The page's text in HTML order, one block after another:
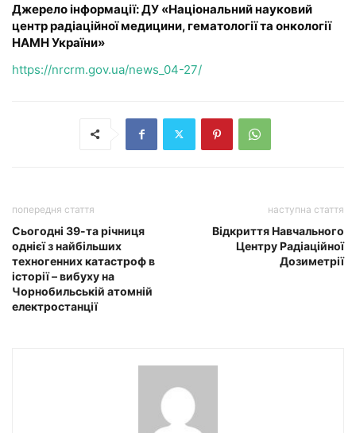
Джерело інформації: ДУ «Національний науковий
центр радіаційної медицини, гематології та онкології
НАМН України»
https://nrcrm.gov.ua/news_04-27/
попередня стаття
Сьогодні 39-та річниця
однієї з найбільших
техногенних катастроф в
історії – вибуху на
Чорнобильській атомній
електростанції
наступна стаття
Відкриття Навчального
Центру Радіаційної
Дозиметрії